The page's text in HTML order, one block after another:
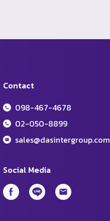
Social Media
Contact
098-467-4678
02-050-8899
sales@dasintergroup.com